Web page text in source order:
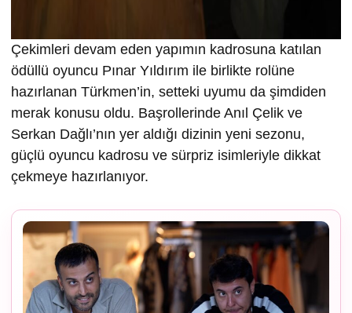
Çekimleri devam eden yapımın kadrosuna katılan
ödüllü oyuncu Pınar Yıldırım ile birlikte rolüne
hazırlanan Türkmen’in, setteki uyumu da şimdiden
merak konusu oldu. Başrollerinde Anıl Çelik ve
Serkan Dağlı’nın yer aldığı dizinin yeni sezonu,
güçlü oyuncu kadrosu ve sürpriz isimleriyle dikkat
çekmeye hazırlanıyor.